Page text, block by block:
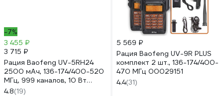
-7%
3 455 ₽
3 715 ₽
Рация Baofeng UV-5RH24
2500 мАч, 136-174/400-520
МГц, 999 каналов, 10 Вт
00030058
4.8(19)
5 569 ₽
Рация Baofeng UV-9R PLUS
комплект 2 шт., 136-174/400-
470 МГц 00029151
4.4(31)